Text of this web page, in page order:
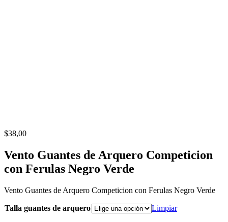
$38,00
Vento Guantes de Arquero Competicion
con Ferulas Negro Verde
Vento Guantes de Arquero Competicion con Ferulas Negro Verde
Talla guantes de arquero Limpiar